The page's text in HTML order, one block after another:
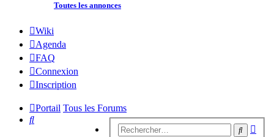
Toutes les annonces
Wiki
Agenda
FAQ
Connexion
Inscription
Portail Tous les Forums
Rechercher